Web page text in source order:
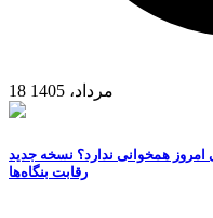
18 مرداد، 1405
امروز همخوانی ندارد؟ نسخه جدید
رقابت‌ بنگاه‌ها